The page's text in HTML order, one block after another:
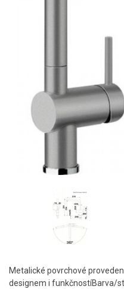
Metalické povrchové
designem i funkčnostíBarva/